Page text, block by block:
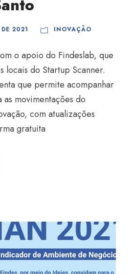
2021 INOVAÇÃO
o apoio do Findeslab, que
locais do Startup Scanner.
que permite acompanhar
movimentações do
com atualizações
gratuita